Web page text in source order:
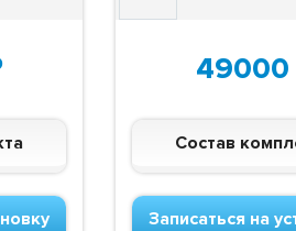
49000
Состав
Записаться на